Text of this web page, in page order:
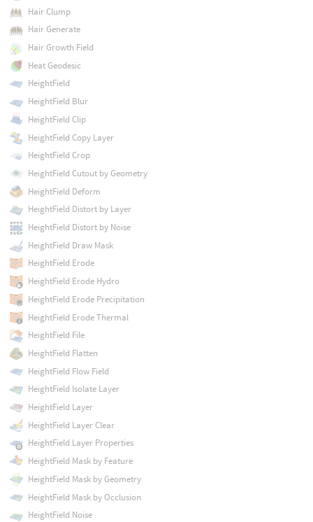
Hair Clump
Hair Generate
Hair Growth Field
Heat Geodesic
HeightField
HeightField Blur
HeightField Clip
HeightField Copy Layer
HeightField Crop
HeightField Cutout by Geometry
HeightField Deform
HeightField Distort by Layer
HeightField Distort by Noise
HeightField Draw Mask
HeightField Erode
HeightField Erode Hydro
HeightField Erode Precipitation
HeightField Erode Thermal
HeightField File
HeightField Flatten
HeightField Flow Field
HeightField Isolate Layer
HeightField Layer
HeightField Layer Clear
HeightField Layer Properties
HeightField Mask by Feature
HeightField Mask by Geometry
HeightField Mask by Occlusion
HeightField Noise